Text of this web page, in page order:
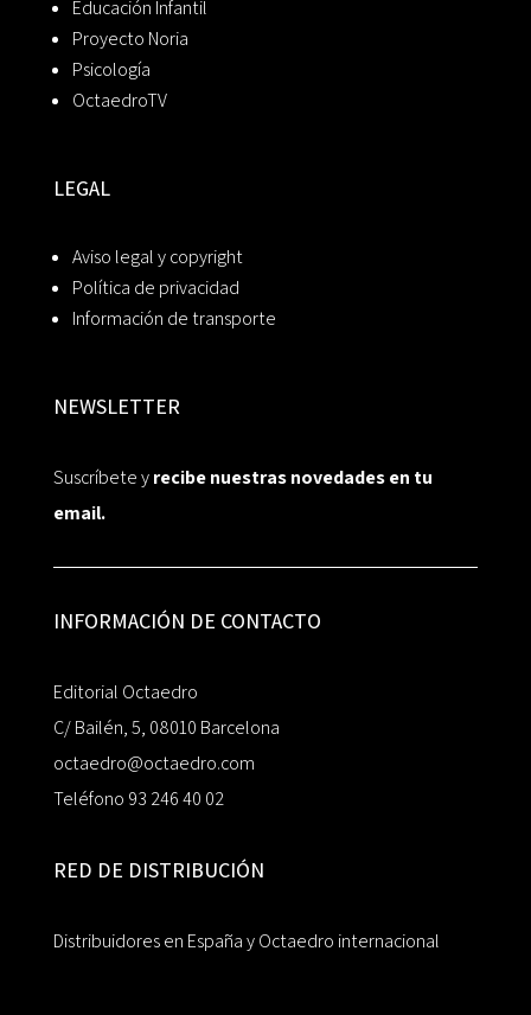
Educación Infantil
Proyecto Noria
Psicología
OctaedroTV
LEGAL
Aviso legal y copyright
Política de privacidad
Información de transporte
NEWSLETTER
Suscríbete yrecibe nuestras novedades en tu
email.
INFORMACIÓN DE CONTACTO
Editorial Octaedro
C/ Bailén, 5, 08010 Barcelona
octaedro@octaedro.com
Teléfono 93 246 40 02
RED DE DISTRIBUCIÓN
Distribuidores en España y Octaedro internacional